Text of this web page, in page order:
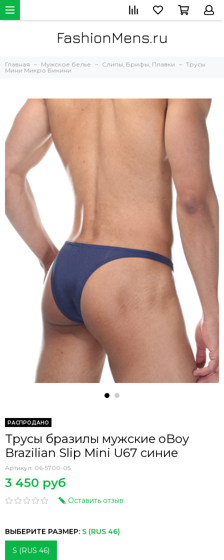
FashionMens.ru
Главная Мужское белье Слипы, Брифы, Плавки
Трусы
Мини Микро Бикини
РАСПРОДАНО
Трусы бразилы мужские oBoy
Brazilian Slip Mini U67 синие
Артикул: 06-5700-05
3 450 руб
Оставить отзыв
ВЫБЕРИТЕ РАЗМЕР: S (RUS 46)
S (RUS 46)